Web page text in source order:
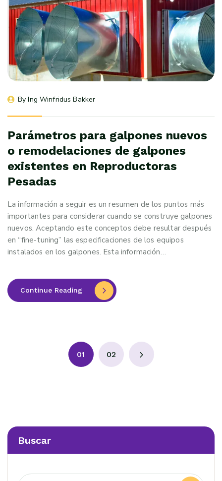
By Ing Winfridus Bakker
Parámetros para galpones nuevos
o remodelaciones de galpones
existentes en Reproductoras
Pesadas
La información a seguir es un resumen de los puntos más
importantes para considerar cuando se construye galpones
nuevos. Aceptando este conceptos debe resultar después
en “fine-tuning” las especificaciones de los equipos
instalados en los galpones. Esta información…
Continue Reading
01 02
Buscar